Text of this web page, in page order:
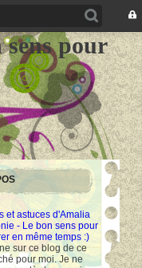
pour
sur ce blog de ce
pour moi. Je ne